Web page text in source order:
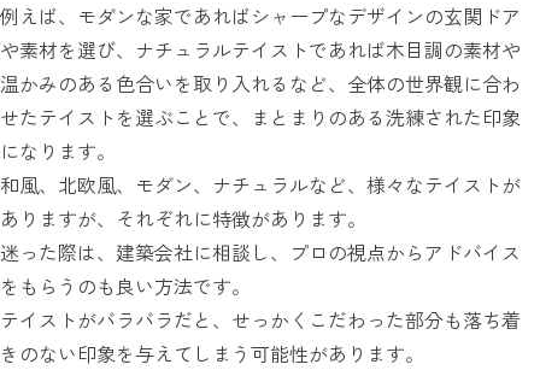
例えば、モダンな家であればシャープなデザインの玄関ドア
や素材を選び、ナチュラルテイストであれば木目調の素材や
温かみのある色合いを取り入れるなど、全体の世界観に合わ
せたテイストを選ぶことで、まとまりのある洗練された印象
になります。
和風、北欧風、モダン、ナチュラルなど、様々なテイストが
ありますが、それぞれに特徴があります。
迷った際は、建築会社に相談し、プロの視点からアドバイス
をもらうのも良い方法です。
テイストがバラバラだと、せっかくこだわった部分も落ち着
きのない印象を与えてしまう可能性があります。